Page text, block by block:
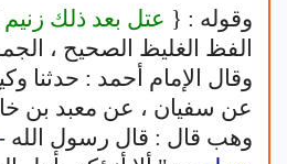
وقوله : { عتل بعد ذلك زنيم
الفظ الغليظ الصحيح ،
وقال الإمام أحمد : حدثنا
عن سفيان ، عن معبد بن
وهب قال : قال رسول الله